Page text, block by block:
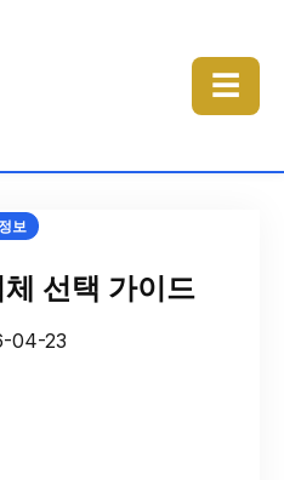
☰
정보
선택 가이드
04-23